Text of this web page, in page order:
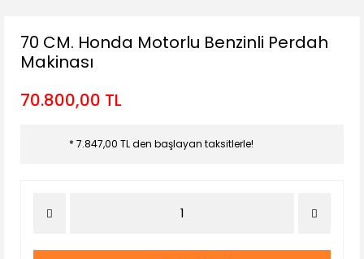
70 CM. Honda Motorlu Benzinli Perdah
Makinası
70.800,00 TL
* 7.847,00 TL den başlayan taksitlerle!